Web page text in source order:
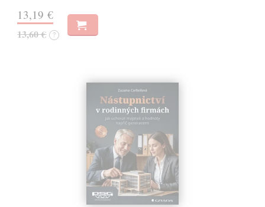
13,19 €
13,60 € ?